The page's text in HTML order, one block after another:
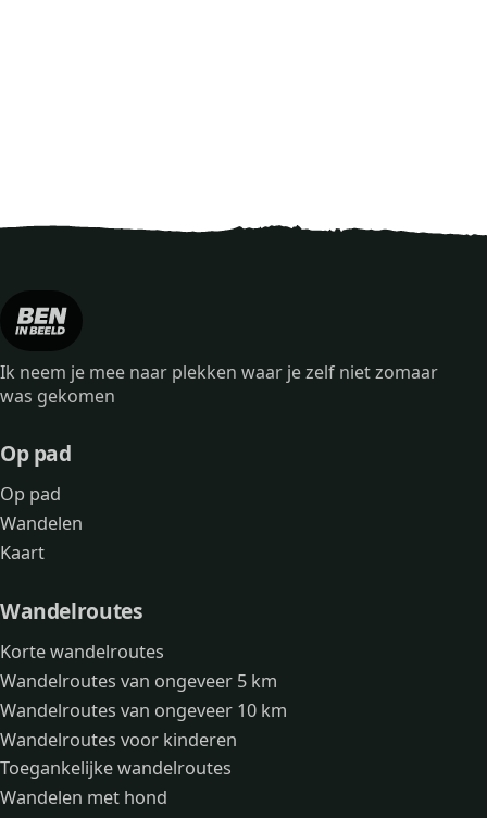
Ik neem je mee naar plekken waar je zelf niet zomaar
was gekomen
Op pad
Op pad
Wandelen
Kaart
Wandelroutes
Korte wandelroutes
Wandelroutes van ongeveer 5 km
Wandelroutes van ongeveer 10 km
Wandelroutes voor kinderen
Toegankelijke wandelroutes
Wandelen met hond